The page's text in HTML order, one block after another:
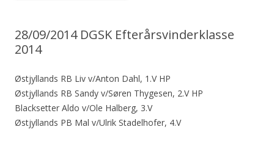
28/09/2014 DGSK Efterårsvinderklasse
2014
Østjyllands RB Liv v/Anton Dahl, 1.V HP
Østjyllands RB Sandy v/Søren Thygesen, 2.V HP
Blacksetter Aldo v/Ole Halberg, 3.V
Østjyllands PB Mal v/Ulrik Stadelhofer, 4.V